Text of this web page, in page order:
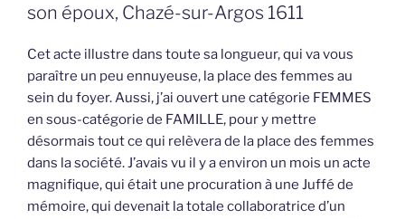
son époux, Chazé-sur-Argos 1611
Cet acte illustre dans toute sa longueur, qui va vous
paraître un peu ennuyeuse, la place des femmes au
sein du foyer. Aussi, j’ai ouvert une catégorie FEMMES
en sous-catégorie de FAMILLE, pour y mettre
désormais tout ce qui relèvera de la place des femmes
dans la société. J’avais vu il y a environ un mois un acte
magnifique, qui était une procuration à une Juffé de
mémoire, qui devenait la totale collaboratrice d’un